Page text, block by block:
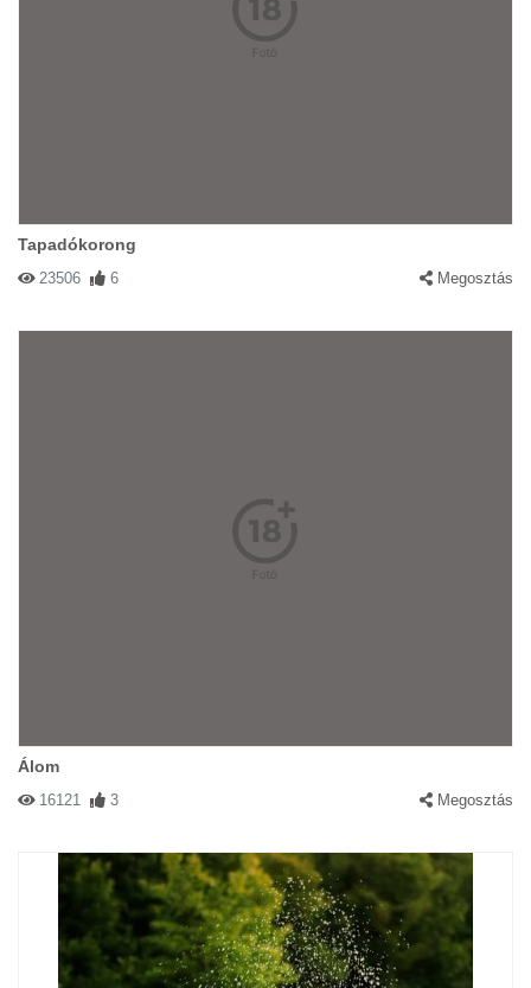
Tapadókorong
23506 6 Megosztás
Álom
16121 3 Megosztás